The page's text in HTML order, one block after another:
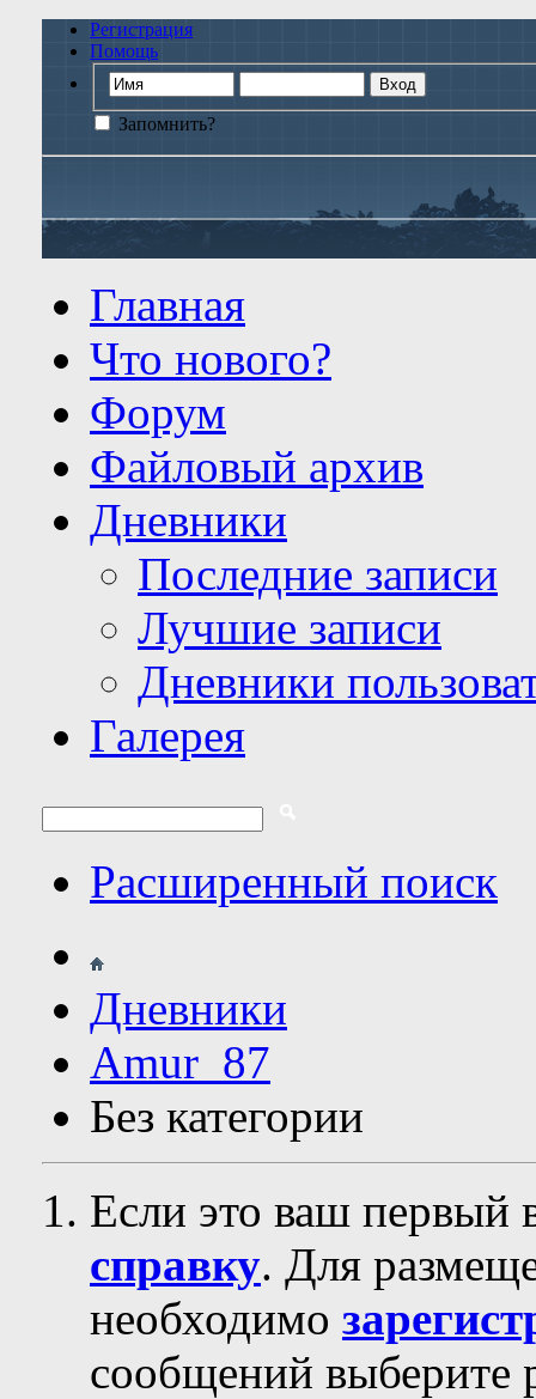
Регистрация
Помощь
Запомнить?
Главная
Что нового?
Форум
Файловый архив
Дневники
Последние записи
Лучшие записи
Дневники
Галерея
Расширенный поиск
Дневники
Amur_87
Без категории
Если это ваш первый
справку. Для
необходимо
сообщений выберите